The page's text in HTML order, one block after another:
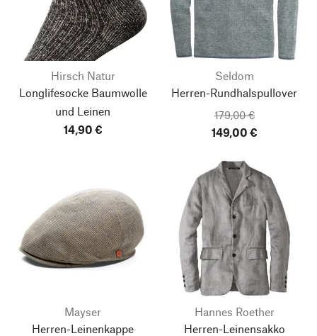
Hirsch Natur
Longlifesocke Baumwolle
und Leinen
14,90 €
Seldom
Herren-Rundhalspullover
179,00 €
149,00 €
Mayser
Herren-Leinenkappe
Hannes Roether
Herren-Leinensakko